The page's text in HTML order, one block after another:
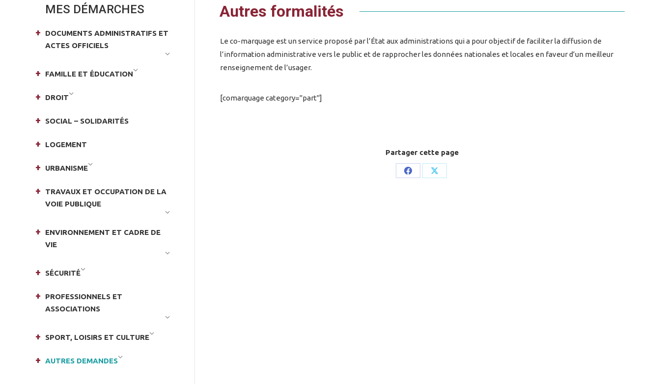
Autres formalités
Le co-marquage est un service proposé par l’État aux administrations qui a pour objectif de faciliter la diffusion de
l’information administrative vers le public et de rapprocher les données nationales et locales en faveur d’un meilleur
renseignement de l’usager.
[comarquage category="part"]
Partager cette page
Share
Share
MES DÉMARCHES
DOCUMENTS ADMINISTRATIFS ET
ACTES OFFICIELS
FAMILLE ET ÉDUCATION
DROIT
SOCIAL – SOLIDARITÉS
LOGEMENT
URBANISME
TRAVAUX ET OCCUPATION DE LA
VOIE PUBLIQUE
ENVIRONNEMENT ET CADRE DE
VIE
SÉCURITÉ
PROFESSIONNELS ET
ASSOCIATIONS
SPORT, LOISIRS ET CULTURE
AUTRES DEMANDES